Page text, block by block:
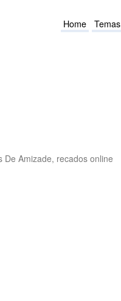
Home Temas
De Amizade, recados online